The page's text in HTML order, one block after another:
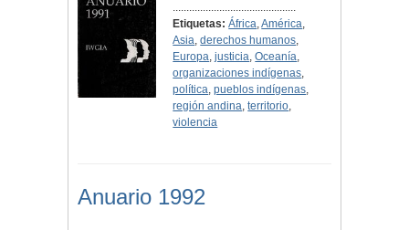
.............................................
Etiquetas: África,América,
Asia,derechos humanos,
Europa,justicia,Oceanía,
organizaciones indígenas,
política,pueblos indígenas,
región andina,territorio,
violencia
Anuario 1992